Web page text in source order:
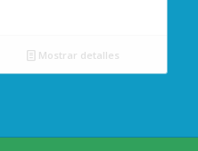
Mostrar detalles